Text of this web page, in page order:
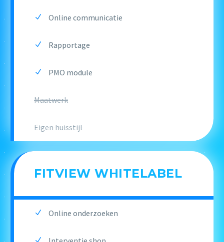
Online communicatie
Rapportage
PMO module
Maatwerk
Eigen huisstijl
FITVIEW WHITELABEL
Online onderzoeken